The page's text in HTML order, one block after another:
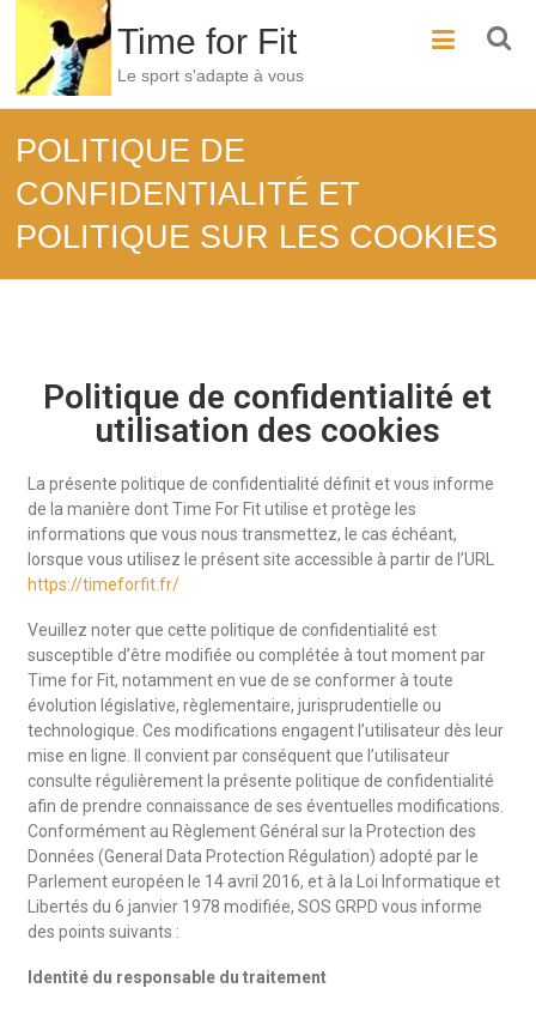
Time for Fit
Le sport s'adapte à vous
POLITIQUE DE
CONFIDENTIALITÉ ET
POLITIQUE SUR LES COOKIES
Politique de confidentialité et
utilisation des cookies
La présente politique de confidentialité définit et vous informe
de la manière dont Time For Fit utilise et protège les
informations que vous nous transmettez, le cas échéant,
lorsque vous utilisez le présent site accessible à partir de l’URL
https://timeforfit.fr/
Veuillez noter que cette politique de confidentialité est
susceptible d’être modifiée ou complétée à tout moment par
Time for Fit, notamment en vue de se conformer à toute
évolution législative, règlementaire, jurisprudentielle ou
technologique. Ces modifications engagent l’utilisateur dès leur
mise en ligne. Il convient par conséquent que l’utilisateur
consulte régulièrement la présente politique de confidentialité
afin de prendre connaissance de ses éventuelles modifications.
Conformément au Règlement Général sur la Protection des
Données (General Data Protection Régulation) adopté par le
Parlement européen le 14 avril 2016, et à la Loi Informatique et
Libertés du 6 janvier 1978 modifiée, SOS GRPD vous informe
des points suivants :
Identité du responsable du traitement